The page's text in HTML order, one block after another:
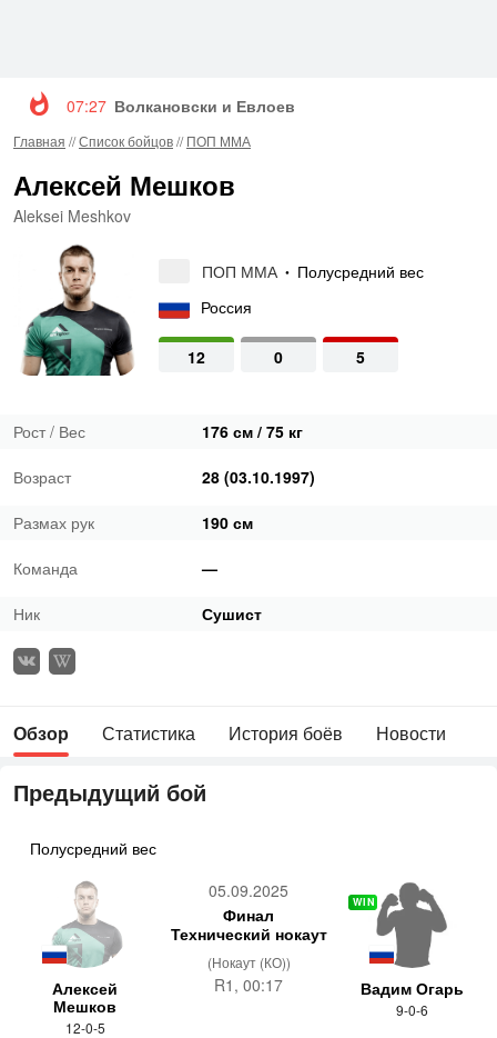
07:27 Волкановски и Евлоев возглавят турнир UFC
Главная //Список бойцов//ПОП ММА
Алексей Мешков
Aleksei Meshkov
ПОП ММА • Полусредний вес
Россия
12 0 5
Рост / Вес 176 см / 75 кг
Возраст 28 (03.10.1997)
Размах рук 190 см
Команда —
Ник Сушист
Обзор Статистика История боёв Новости
Предыдущий бой
Полусредний вес
Алексей
Мешков
12-0-5
05.09.2025
Финал
Технический нокаут
(Нокаут (КО))
R1, 00:17
WIN
Вадим Огарь
9-0-6